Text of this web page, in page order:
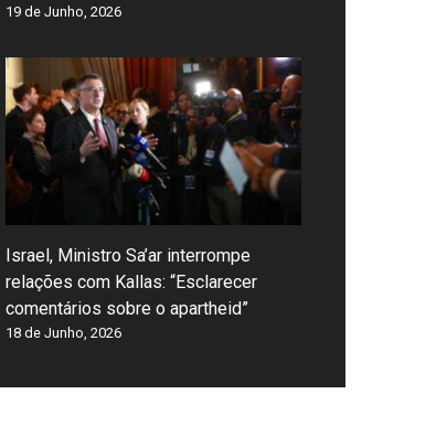
19 de Junho, 2026
Israel, Ministro Sa’ar interrompe
relações com Kallas: “Esclarecer
comentários sobre o apartheid”
18 de Junho, 2026